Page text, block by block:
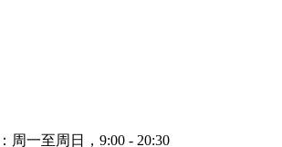
周一至周日，9:00 - 20:30